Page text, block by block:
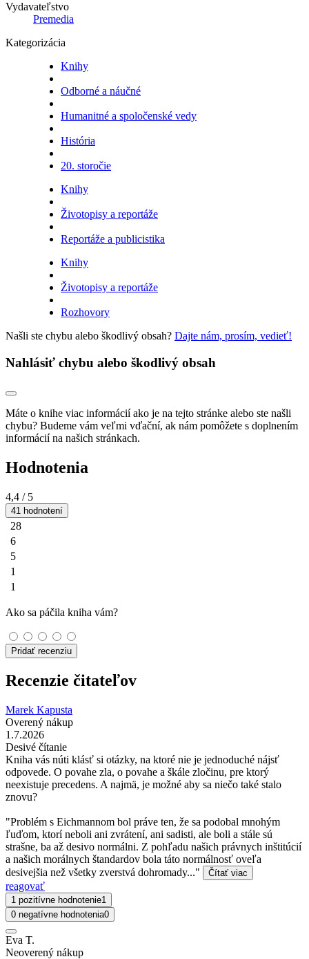
Vydavateľstvo
Premedia
Kategorizácia
Knihy
Odborné a náučné
Humanitné a spoločenské vedy
História
20. storočie
Knihy
Životopisy a reportáže
Reportáže a publicistika
Knihy
Životopisy a reportáže
Rozhovory
Našli ste chybu alebo škodlivý obsah? Dajte nám, prosím, vedieť!
Nahlásiť chybu alebo škodlivý obsah
Máte o knihe viac informácií ako je na tejto stránke alebo ste našli
chybu? Budeme vám veľmi vďační, ak nám pomôžete s doplnením
informácií na našich stránkach.
Hodnotenia
4,4 / 5
41 hodnotení
28
6
5
1
1
Ako sa páčila kniha vám?
Pridať recenziu
Recenzie čitateľov
Marek Kapusta
Overený nákup
1.7.2026
Desivé čítanie
Kniha vás núti klásť si otázky, na ktoré nie je jednoduché nájsť
odpovede. O povahe zla, o povahe a škále zločinu, pre ktorý
neexistuje precedens. A najmä, je možné aby sa niečo také stalo
znovu?
"Problém s Eichmannom bol práve ten, že sa podobal mnohým
ľuďom, ktorí neboli ani zvrátení, ani sadisti, ale boli a stále sú
strašne, ba až desivo normálni. Z pohľadu našich právnych inštitúcií
a našich morálnych štandardov bola táto normálnosť oveľa
desivejšia než všetky zverstvá dohromady..."
Čítať viac
reagovať
1 pozitívne hodnotenie1
0 negatívne hodnotenia0
Eva T.
Neoverený nákup